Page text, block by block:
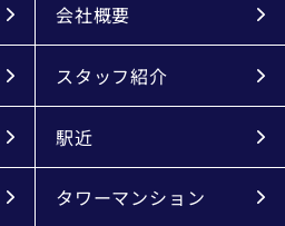
会社概要
スタッフ紹介
駅近
タワーマンション